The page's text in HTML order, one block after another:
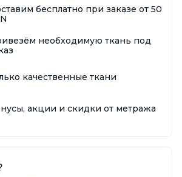
бесплатно при заказе от 50
необходимую ткань под
качественные ткани
акции и скидки от метража